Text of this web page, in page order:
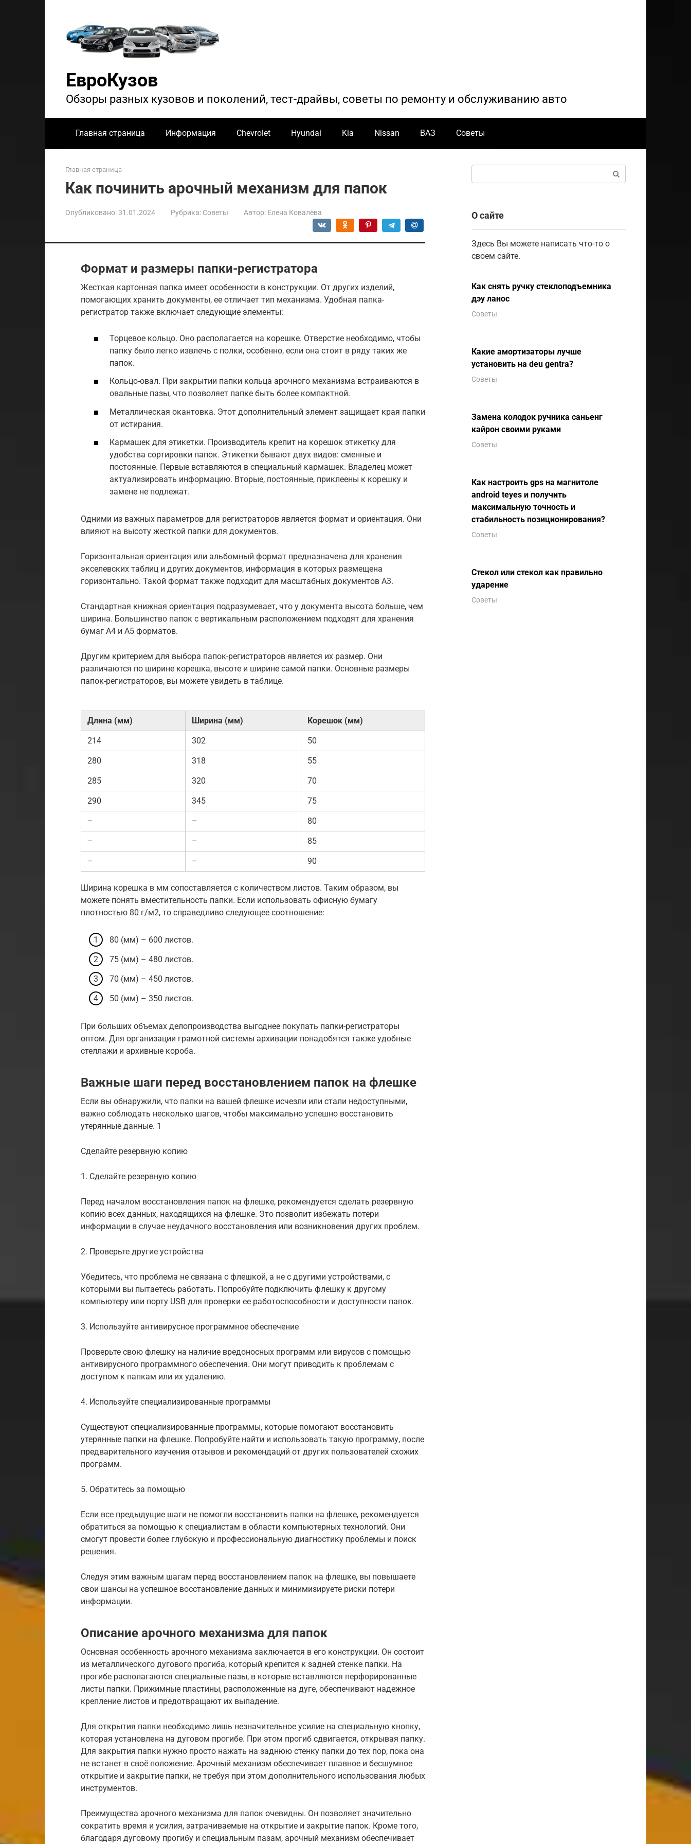
ЕвроКузов
Обзоры разных кузовов и поколений, тест-драйвы, советы по ремонту и обслуживанию авто
Главная страница Информация Chevrolet Hyundai Kia Nissan ВАЗ Советы
Главная страница
Как починить арочный механизм для папок
Опубликовано:31.01.2024 Рубрика: Советы Автор: Елена Ковалёва
Формат и размеры папки-регистратора
Жесткая картонная папка имеет особенности в конструкции. От других изделий,
помогающих хранить документы, ее отличает тип механизма. Удобная папка-
регистратор также включает следующие элементы:
Торцевое кольцо. Оно располагается на корешке. Отверстие необходимо, чтобы
папку было легко извлечь с полки, особенно, если она стоит в ряду таких же
папок.
Кольцо-овал. При закрытии папки кольца арочного механизма встраиваются в
овальные пазы, что позволяет папке быть более компактной.
Металлическая окантовка. Этот дополнительный элемент защищает края папки
от истирания.
Кармашек для этикетки. Производитель крепит на корешок этикетку для
удобства сортировки папок. Этикетки бывают двух видов: сменные и
постоянные. Первые вставляются в специальный кармашек. Владелец может
актуализировать информацию. Вторые, постоянные, приклеены к корешку и
замене не подлежат.
Одними из важных параметров для регистраторов является формат и ориентация. Они
влияют на высоту жесткой папки для документов.
Горизонтальная ориентация или альбомный формат предназначена для хранения
экселевских таблиц и других документов, информация в которых размещена
горизонтально. Такой формат также подходит для масштабных документов А3.
Стандартная книжная ориентация подразумевает, что у документа высота больше, чем
ширина. Большинство папок с вертикальным расположением подходят для хранения
бумаг А4 и А5 форматов.
Другим критерием для выбора папок-регистраторов является их размер. Они
различаются по ширине корешка, высоте и ширине самой папки. Основные размеры
папок-регистраторов, вы можете увидеть в таблице.
Длина (мм) Ширина (мм) Корешок (мм)
214 302 50
280 318 55
285 320 70
290 345 75
– – 80
– – 85
– – 90
Ширина корешка в мм сопоставляется с количеством листов. Таким образом, вы
можете понять вместительность папки. Если использовать офисную бумагу
плотностью 80 г/м2, то справедливо следующее соотношение:
80 (мм) – 600 листов.
75 (мм) – 480 листов.
70 (мм) – 450 листов.
50 (мм) – 350 листов.
При больших объемах делопроизводства выгоднее покупать папки-регистраторы
оптом. Для организации грамотной системы архивации понадобятся также удобные
стеллажи и архивные короба.
Важные шаги перед восстановлением папок на флешке
Если вы обнаружили, что папки на вашей флешке исчезли или стали недоступными,
важно соблюдать несколько шагов, чтобы максимально успешно восстановить
утерянные данные. 1
Сделайте резервную копию
1. Сделайте резервную копию
Перед началом восстановления папок на флешке, рекомендуется сделать резервную
копию всех данных, находящихся на флешке. Это позволит избежать потери
информации в случае неудачного восстановления или возникновения других проблем.
2. Проверьте другие устройства
Убедитесь, что проблема не связана с флешкой, а не с другими устройствами, с
которыми вы пытаетесь работать. Попробуйте подключить флешку к другому
компьютеру или порту USB для проверки ее работоспособности и доступности папок.
3. Используйте антивирусное программное обеспечение
Проверьте свою флешку на наличие вредоносных программ или вирусов с помощью
антивирусного программного обеспечения. Они могут приводить к проблемам с
доступом к папкам или их удалению.
4. Используйте специализированные программы
Существуют специализированные программы, которые помогают восстановить
утерянные папки на флешке. Попробуйте найти и использовать такую программу, после
предварительного изучения отзывов и рекомендаций от других пользователей схожих
программ.
5. Обратитесь за помощью
Если все предыдущие шаги не помогли восстановить папки на флешке, рекомендуется
обратиться за помощью к специалистам в области компьютерных технологий. Они
смогут провести более глубокую и профессиональную диагностику проблемы и поиск
решения.
Следуя этим важным шагам перед восстановлением папок на флешке, вы повышаете
свои шансы на успешное восстановление данных и минимизируете риски потери
информации.
Описание арочного механизма для папок
Основная особенность арочного механизма заключается в его конструкции. Он состоит
из металлического дугового прогиба, который крепится к задней стенке папки. На
прогибе располагаются специальные пазы, в которые вставляются перфорированные
листы папки. Прижимные пластины, расположенные на дуге, обеспечивают надежное
крепление листов и предотвращают их выпадение.
Для открытия папки необходимо лишь незначительное усилие на специальную кнопку,
которая установлена на дуговом прогибе. При этом прогиб сдвигается, открывая папку.
Для закрытия папки нужно просто нажать на заднюю стенку папки до тех пор, пока она
не встанет в своё положение. Арочный механизм обеспечивает плавное и бесшумное
открытие и закрытие папки, не требуя при этом дополнительного использования любых
инструментов.
Преимущества арочного механизма для папок очевидны. Он позволяет значительно
сократить время и усилия, затрачиваемые на открытие и закрытие папок. Кроме того,
благодаря дуговому прогибу и специальным пазам, арочный механизм обеспечивает
О сайте
Здесь Вы можете написать что-то о
своем сайте.
Как снять ручку стеклоподъемника
дэу ланос
Советы
Какие амортизаторы лучше
установить на deu gentra?
Советы
Замена колодок ручника саньенг
кайрон своими руками
Советы
Как настроить gps на магнитоле
android teyes и получить
максимальную точность и
стабильность позиционирования?
Советы
Стекол или стекол как правильно
ударение
Советы